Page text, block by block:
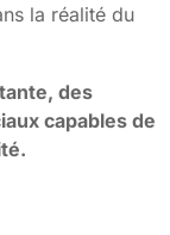
la réalité du
des
capables de